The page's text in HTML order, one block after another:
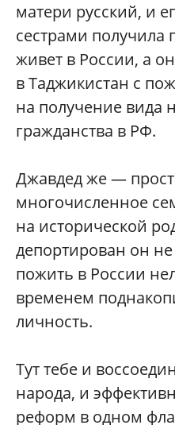
матери русский, и
сестрами получила
живет в России, а
в Таджикистан с
на получение вида
гражданства в РФ.
Джавдед же —
многочисленное
на исторической
депортирован он не
пожить в России
временем
личность.
Тут тебе и
народа, и
реформ в одном